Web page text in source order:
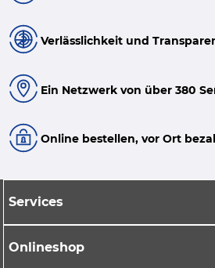
Verlässlichkeit und
Ein Netzwerk von über 380
Online bestellen, vor Ort
Services
Onlineshop